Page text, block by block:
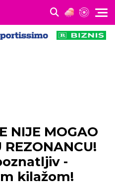
NIJE MOGAO
-
kilažom!